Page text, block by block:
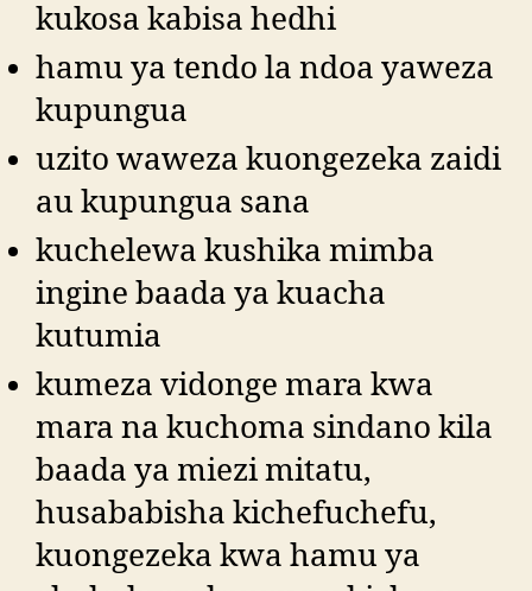
kukosa kabisa hedhi
hamu ya tendo la ndoa yaweza
kupungua
uzito waweza kuongezeka zaidi
au kupungua sana
kuchelewa kushika mimba
ingine baada ya kuacha
kutumia
kumeza vidonge mara kwa
mara na kuchoma sindano kila
baada ya miezi mitatu,
husababisha kichefuchefu,
kuongezeka kwa hamu ya